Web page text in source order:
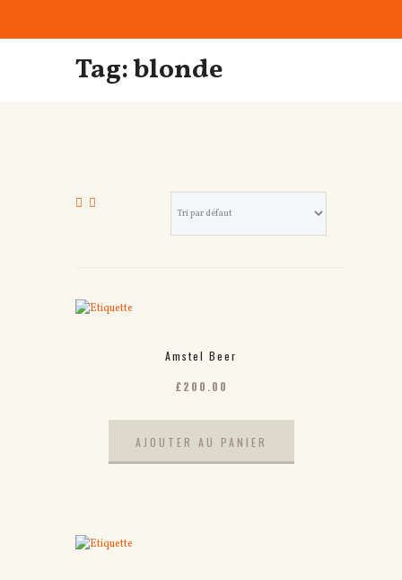
Tag: blonde
Amstel Beer
£200.00
AJOUTER AU PANIER